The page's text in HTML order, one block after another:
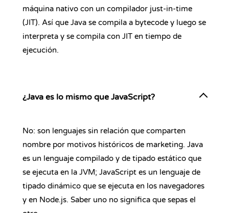
máquina nativo con un compilador just-in-time
(JIT). Así que Java se compila a bytecode y luego se
interpreta y se compila con JIT en tiempo de
ejecución.
¿Java es lo mismo que JavaScript?
No: son lenguajes sin relación que comparten
nombre por motivos históricos de marketing. Java
es un lenguaje compilado y de tipado estático que
se ejecuta en la JVM; JavaScript es un lenguaje de
tipado dinámico que se ejecuta en los navegadores
y en Node.js. Saber uno no significa que sepas el